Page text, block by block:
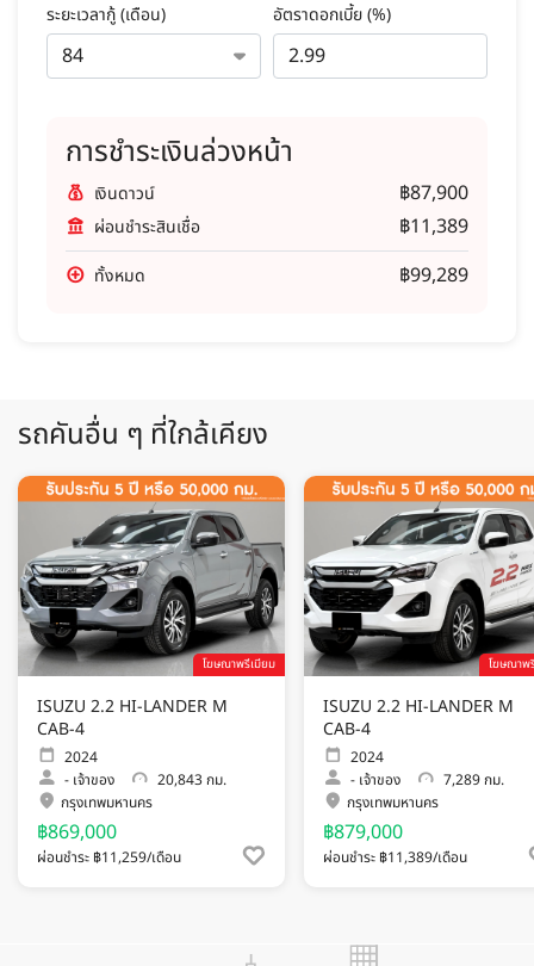
ระยะเวลากู้ (เดือน) อัตราดอกเบี้ย (%)
การชำระเงินล่วงหน้า
เงินดาวน์ ฿87,900
ผ่อนชำระสินเชื่อ ฿11,389
ทั้งหมด ฿99,289
รถคันอื่น ๆ ที่ใกล้เคียง
โฆษณาพรีเมียม
ISUZU 2.2 HI-LANDER M
CAB-4
2024
- เจ้าของ
20,843 กม.
กรุงเทพมหานคร
฿869,000
ผ่อนชำระ ฿11,259/เดือน
โฆษณาพ
ISUZU 2.2 HI-LANDER M
CAB-4
2024
- เจ้าของ
7,289 กม.
กรุงเทพมหานคร
฿879,000
ผ่อนชำระ ฿11,389/เดือน